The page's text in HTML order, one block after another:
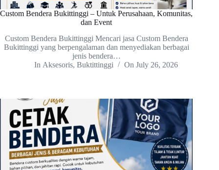
Custom Bendera Bukittinggi – Untuk Perusahaan, Komunitas,
dan Event
Custom Bendera Bukittinggi Mencari jasa Custom Bendera
Bukittinggi yang berpengalaman dan menyediakan berbagai
jenis bendera…
In Aksesoris,Buktittinggi On July 26, 2026